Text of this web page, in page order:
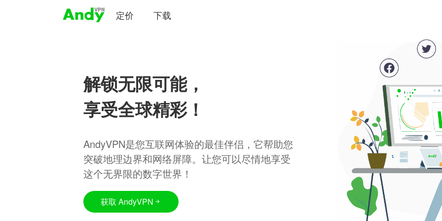
定价 下载
解锁无限可能，
享受全球精彩！
AndyVPN是您互联网体验的最佳伴侣，它帮助您
突破地理边界和网络屏障。让您可以尽情地享受
这个无界限的数字世界！
获取 AndyVPN